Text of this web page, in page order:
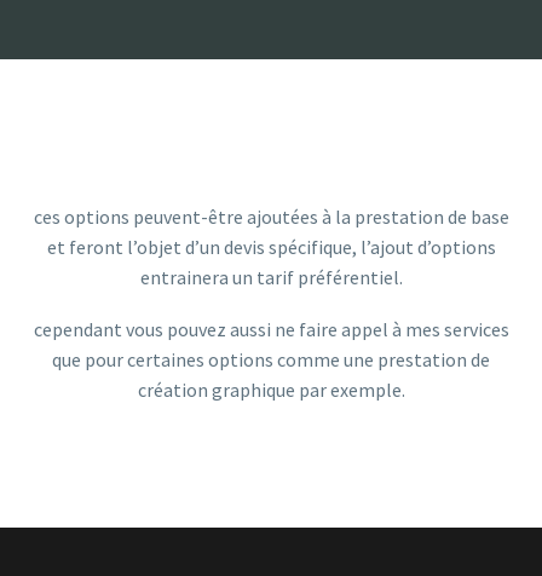
ces options peuvent-être ajoutées à la prestation de base
et feront l’objet d’un devis spécifique, l’ajout d’options
entrainera un tarif préférentiel.
cependant vous pouvez aussi ne faire appel à mes services
que pour certaines options comme une prestation de
création graphique par exemple.